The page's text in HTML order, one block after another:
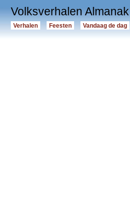
Volksverhalen Almanak
Verhalen Feesten Vandaag de dag